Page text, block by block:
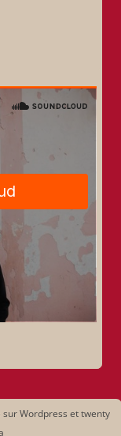
Wordpress et twenty